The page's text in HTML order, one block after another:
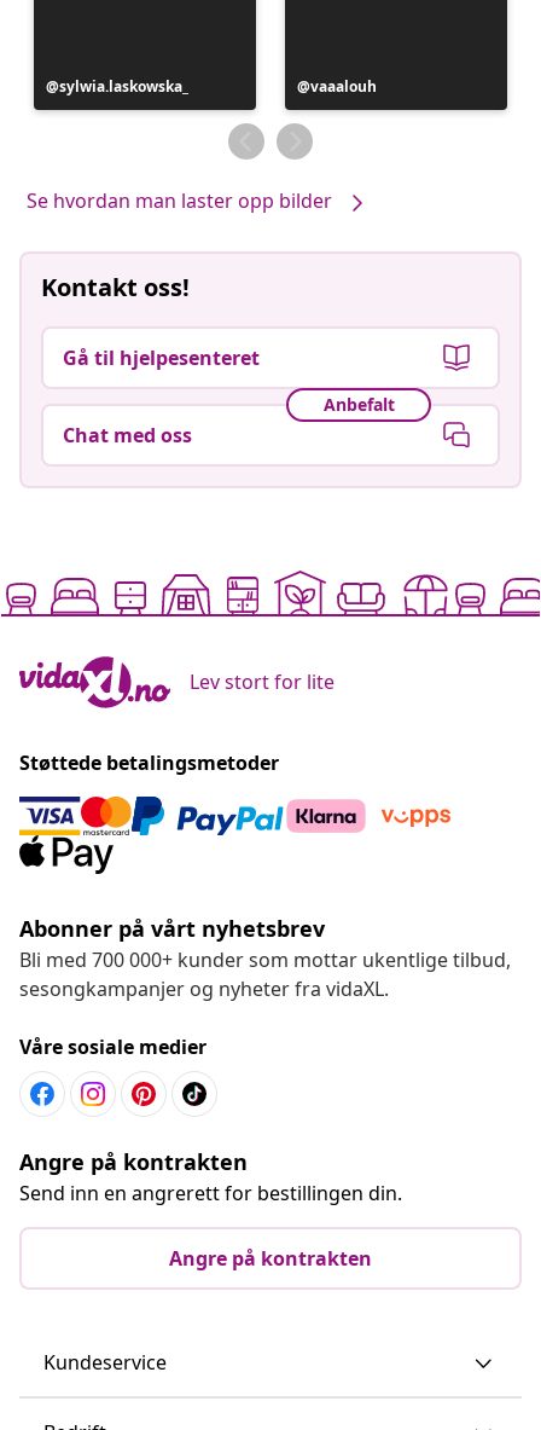
Innlegg
publisert
sylwia.laskowska_
Innlegg
publisert
av
vaaalouh
Se hvordan man laster opp bilder
Kontakt oss!
Gå til hjelpesenteret
Anbefalt
Chat med oss
Lev stort for lite
Støttede betalingsmetoder
Abonner på vårt nyhetsbrev
Bli med 700 000+ kunder som mottar ukentlige tilbud,
sesongkampanjer og nyheter fra vidaXL.
Våre sosiale medier
Angre på kontrakten
Send inn en angrerett for bestillingen din.
Angre på kontrakten
Kundeservice